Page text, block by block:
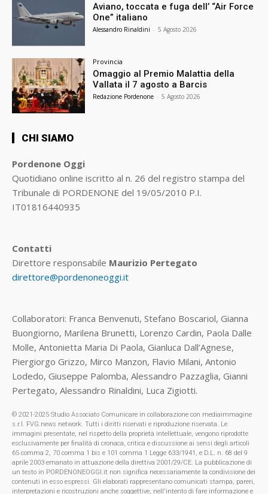
Aviano, toccata e fuga dell’ “Air Force
One” italiano
Alessandro Rinaldini - 5 Agosto 2026
Provincia
Omaggio al Premio Malattia della
Vallata il 7 agosto a Barcis
Redazione Pordenone - 5 Agosto 2026
CHI SIAMO
Pordenone Oggi
Quotidiano online iscritto al n. 26 del registro stampa del
Tribunale di PORDENONE del 19/05/2010 P.I.
IT01816440935
Contatti
Direttore responsabile Maurizio Pertegato
direttore@pordenoneoggi.it
Collaboratori: Franca Benvenuti, Stefano Boscariol, Gianna
Buongiorno, Marilena Brunetti, Lorenzo Cardin, Paola Dalle
Molle, Antonietta Maria Di Paola, Gianluca Dall’Agnese,
Piergiorgo Grizzo, Mirco Manzon, Flavio Milani, Antonio
Lodedo, Giuseppe Palomba, Alessandro Pazzaglia, Gianni
Pertegato, Alessandro Rinaldini, Luca Zigiotti.
© 2021-2025 Studio Associato Comunicare in collaborazione con mediaimmagine
s.r.l. FVG.news network. Tutti i diritti riservati e riproduzione riservata. Le
immagini presentate, nel rispetto della proprietà intellettuale, vengono riprodotte
esclusivamente per finalità di cronaca, critica e discussione ai sensi degli articoli
65 comma 2, 70 comma 1 bis e 101 comma 1 Legge 633/1941, e D.L. n. 68 del 9
aprile 2003 emanato in attuazione della direttiva 2001/29/CE. La pubblicazione di
un testo in PORDENONEOGGI.it non significa necessariamente la condivisione dei
contenuti in esso espressi. Gli elaborati rappresentano comunicati stampa, pareri,
interpretazioni e ricostruzioni anche soggettive, nell'intento di fare informazione e